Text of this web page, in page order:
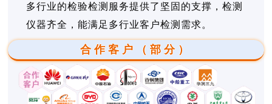
多行业的检验检测服务提供了坚固的支撑，检测
仪器齐全，能满足多行业客户检测需求。
合作客户（部分）